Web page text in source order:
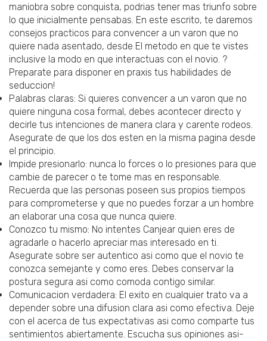
maniobra sobre conquista, podrias tener mas triunfo sobre
lo que inicialmente pensabas. En este escrito, te daremos
consejos practicos para convencer a un varon que no
quiere nada asentado, desde El metodo en que te vistes
inclusive la modo en que interactuas con el novio. ?
Preparate para disponer en praxis tus habilidades de
seduccion!
Palabras claras: Si quieres convencer a un varon que no
quiere ninguna cosa formal, debes acontecer directo y
decirle tus intenciones de manera clara y carente rodeos.
Asegurate de que los dos esten en la misma pagina desde
el principio.
Impide presionarlo: nunca lo forces o lo presiones para que
cambie de parecer o te tome mas en responsable.
Recuerda que las personas poseen sus propios tiempos
para comprometerse y que no puedes forzar a un hombre
an elaborar una cosa que nunca quiere.
Conozco tu mismo: No intentes Canjear quien eres de
agradarle o hacerlo apreciar mas interesado en ti.
Asegurate sobre ser autentico asi­ como que el novio te
conozca semejante y como eres. Debes conservar la
postura segura asi­ como comoda contigo similar.
Comunicacion verdadera: El exito en cualquier trato va a
depender sobre una difusion clara asi­ como efectiva. Deje
con el acerca de tus expectativas asi­ como comparte tus
sentimientos abiertamente. Escucha sus opiniones asi­